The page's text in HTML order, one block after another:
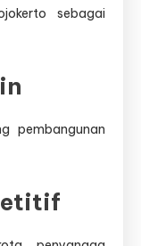
sebagai
pembangunan